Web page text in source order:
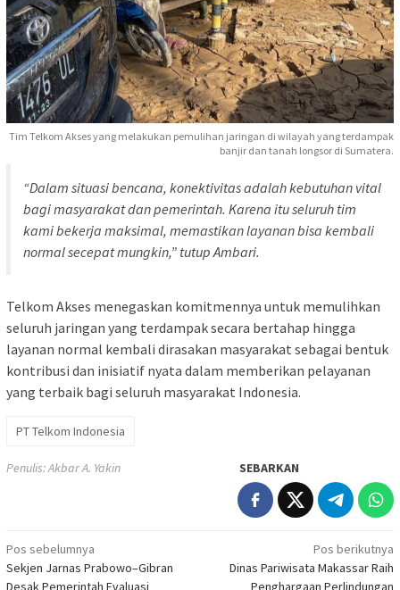
Tim Telkom Akses yang melakukan pemulihan jaringan di wilayah yang terdampak
banjir dan tanah longsor di Sumatera.
“Dalam situasi bencana, konektivitas adalah kebutuhan vital
bagi masyarakat dan pemerintah. Karena itu seluruh tim
kami bekerja maksimal, memastikan layanan bisa kembali
normal secepat mungkin,” tutup Ambari.
Telkom Akses menegaskan komitmennya untuk memulihkan
seluruh jaringan yang terdampak secara bertahap hingga
layanan normal kembali dirasakan masyarakat sebagai bentuk
kontribusi dan inisiatif nyata dalam memberikan pelayanan
yang terbaik bagi seluruh masyarakat Indonesia.
PT Telkom Indonesia
Penulis: Akbar A. Yakin SEBARKAN
Navigasi
pos
Pos sebelumnya
Sekjen Jarnas Prabowo–Gibran
Desak Pemerintah Evaluasi
Pos berikutnya
Dinas Pariwisata Makassar Raih
Penghargaan Perlindungan